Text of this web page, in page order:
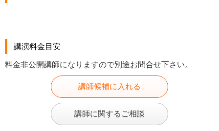
講演料金目安
料金非公開講師になりますので別途お問合せ下さい。
講師候補に入れる
講師に関するご相談